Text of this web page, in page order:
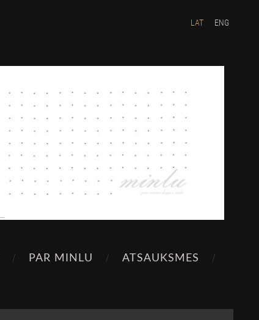
PAR MINLU
ATSAUKSMES
LAT ENG